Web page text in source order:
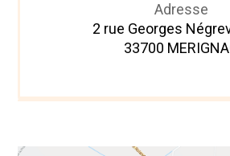
Adresse
2 rue Georges
33700